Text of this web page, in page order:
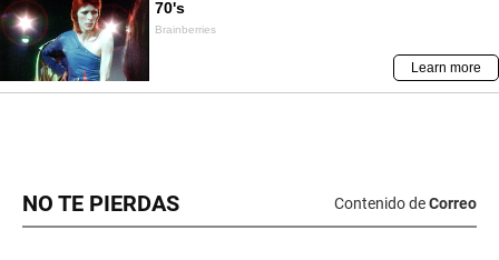
NO TE PIERDAS Contenido deCorreo